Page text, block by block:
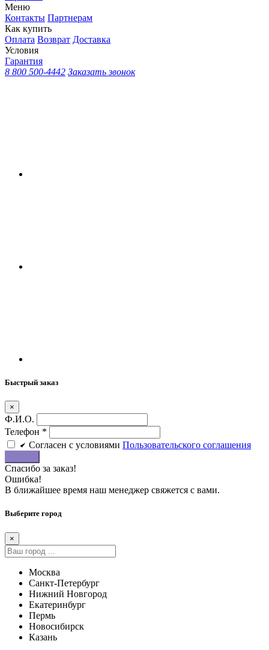
Меню
Контакты Партнерам
Как купить
Оплата Возврат Доставка
Условия
Гарантия
8 800 500-4442 Заказать звонок
Быстрый заказ
×
Ф.И.О.
Телефон *
Cогласен c условиями Пользовательского соглашения
Спасибо за заказ!
Ошибка!
В ближайшее время наш менеджер свяжется с вами.
Выберите город
×
Москва
Санкт-Петербург
Нижний Новгород
Екатеринбург
Пермь
Новосибирск
Казань